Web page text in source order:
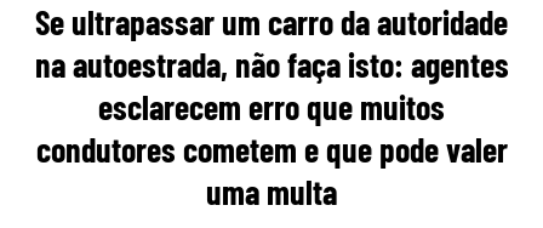
Se ultrapassar um carro da autoridade
na autoestrada, não faça isto: agentes
esclarecem erro que muitos
condutores cometem e que pode valer
uma multa